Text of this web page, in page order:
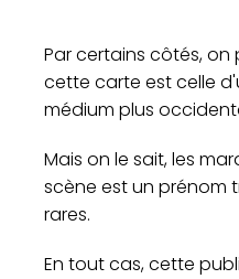
Par certains côtés,
cette carte est celle
médium plus
Mais on le sait, les
scène est un prénom
rares.
En tout cas, cette